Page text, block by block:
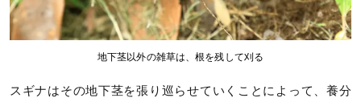
地下茎以外の雑草は、根を残して刈る
スギナはその地下茎を張り巡らせていくことによって、養分